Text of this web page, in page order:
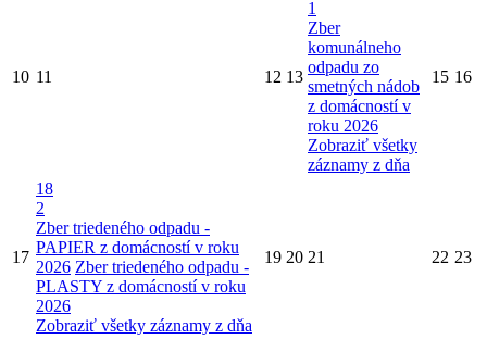
10 11 12 13
1
Zber
komunálneho
odpadu zo
smetných nádob
z domácností v
roku 2026
Zobraziť všetky
záznamy z dňa
15 16
17
18
2
Zber triedeného odpadu -
PAPIER z domácností v roku
2026 Zber triedeného odpadu -
PLASTY z domácností v roku
2026
Zobraziť všetky záznamy z dňa
19 20 21 22 23